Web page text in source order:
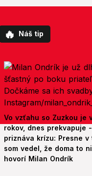
🔥 Náš tip
Vo vzťahu so Zuzkou je
rokov, dnes prekvapuje
priznáva krízu: Presne
som vedel, že doma to
hovorí Milan Ondrík